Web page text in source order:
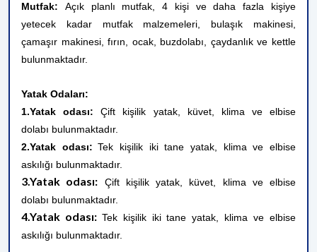
Mutfak: Açık planlı mutfak, 4 kişi ve daha fazla kişiye
yetecek kadar mutfak malzemeleri, bulaşık makinesi,
çamaşır makinesi, fırın, ocak, buzdolabı, çaydanlık ve kettle
bulunmaktadır.
Yatak Odaları:
1.Yatak odası: Çift kişilik yatak, küvet, klima ve elbise
dolabı bulunmaktadır.
2.Yatak odası: Tek kişilik iki tane yatak, klima ve elbise
askılığı bulunmaktadır.
3.Yatak odası:
Çift kişilik yatak, küvet, klima ve elbise
dolabı bulunmaktadır.
4.Yatak odası: Tek kişilik iki tane yatak, klima ve elbise
askılığı bulunmaktadır.